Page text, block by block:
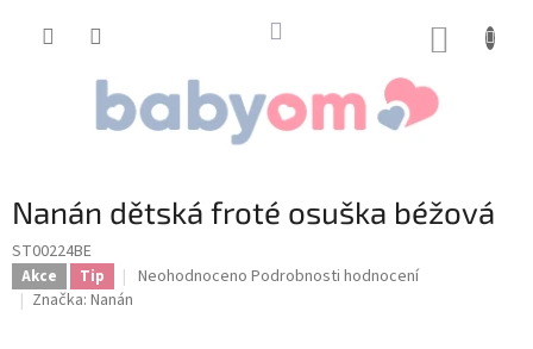
Nanán dětská froté osuška béžová
ST00224BE
Akce Tip
Průměrné
Neohodnoceno Podrobnosti hodnocení
Značka: Nanán